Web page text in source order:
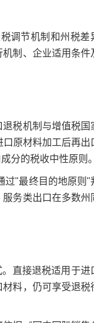
调节机制和州税差
制、企业适用条件
税机制与增值税国
原材料加工后再出
分的税收中性原则。
"最终目的地原则"
务类出口在多数州
直接退税适用于进
料，仍可享受退税